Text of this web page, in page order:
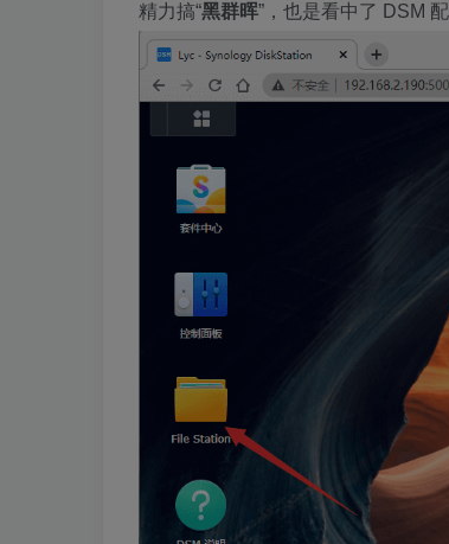
精力搞“黑群晖”，也是看中了 DSM